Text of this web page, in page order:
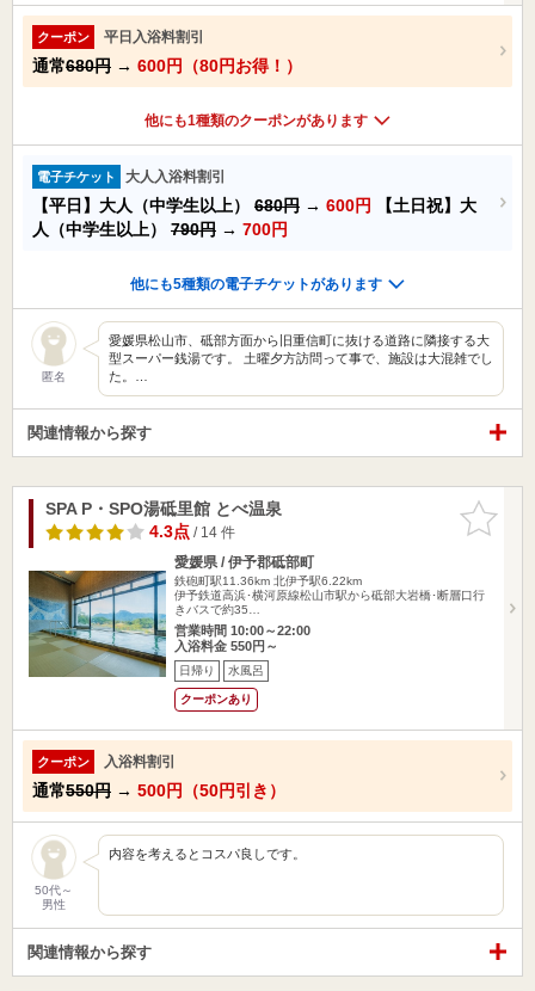
クーポン 平日入浴料割引
通常680円 → 600円（80円お得！）
他にも1種類のクーポンがあります
電子チケット 大人入浴料割引
【平日】大人（中学生以上） 680円 → 600円
【土日祝】大
人（中学生以上） 790円 → 700円
他にも5種類の電子チケットがあります
匿名
愛媛県松山市、砥部方面から旧重信町に抜ける道路に隣接する大
型スーパー銭湯です。 土曜夕方訪問って事で、施設は大混雑でし
た。…
関連情報から探す
お気に入
りに追加
SPA P・SPO湯砥里館 とべ温泉
4.3点/ 14 件
愛媛県 / 伊予郡砥部町
鉄砲町駅11.36km 北伊予駅6.22km
伊予鉄道高浜･横河原線松山市駅から砥部大岩橋･断層口行
きバスで約35…
営業時間 10:00～22:00
入浴料金 550円～
日帰り 水風呂
クーポンあり
クーポン 入浴料割引
通常550円 → 500円（50円引き）
50代～
男性
内容を考えるとコスパ良しです。
関連情報から探す